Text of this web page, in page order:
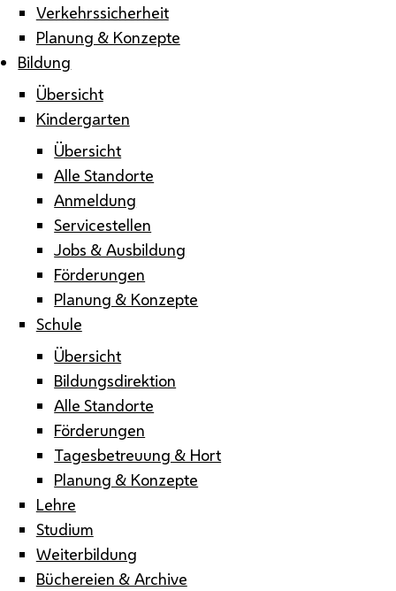
Verkehrssicherheit
Planung & Konzepte
Bildung
Übersicht
Kindergarten
Übersicht
Alle Standorte
Anmeldung
Servicestellen
Jobs & Ausbildung
Förderungen
Planung & Konzepte
Schule
Übersicht
Bildungsdirektion
Alle Standorte
Förderungen
Tagesbetreuung & Hort
Planung & Konzepte
Lehre
Studium
Weiterbildung
Büchereien & Archive